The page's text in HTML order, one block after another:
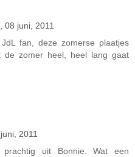
08 juni, 2011
fan, deze zomerse plaatjes
de zomer heel, heel lang gaat
2011
uit Bonnie. Wat een